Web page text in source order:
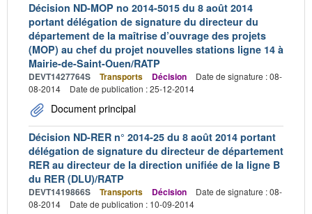
Décision ND-MOP no 2014-5015 du 8 août 2014
portant délégation de signature du directeur du
département de la maîtrise d’ouvrage des projets
(MOP) au chef du projet nouvelles stations ligne 14 à
Mairie-de-Saint-Ouen/RATP
DEVT1427764S Transports Décision
Date de signature : 08-
08-2014
Date de publication : 25-12-2014
Document principal
Décision ND-RER n° 2014-25 du 8 août 2014 portant
délégation de signature du directeur de département
RER au directeur de la direction unifiée de la ligne B
du RER (DLU)/RATP
DEVT1419866S Transports Décision
Date de signature : 08-
08-2014
Date de publication : 10-09-2014